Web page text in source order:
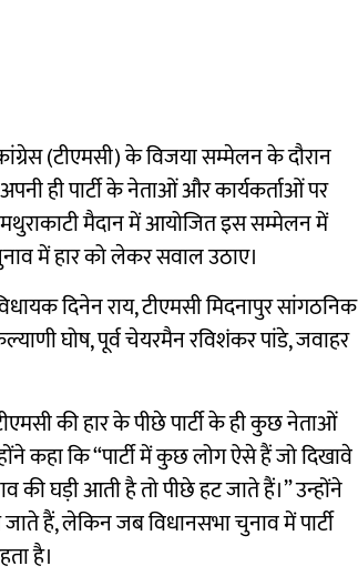
(टीएमसी) के विजया सम्मेलन के दौरान
ही पार्टी के नेताओं और कार्यकर्ताओं पर
मैदान में आयोजित इस सम्मेलन में
में हार को लेकर सवाल उठाए।
दिनेन राय, टीएमसी मिदनापुर सांगठनिक
घोष, पूर्व चेयरमैन रविशंकर पांडे, जवाहर
की हार के पीछे पार्टी के ही कुछ नेताओं
कहा कि “पार्टी में कुछ लोग ऐसे हैं जो दिखावे
की घड़ी आती है तो पीछे हट जाते हैं।” उन्होंने
हैं, लेकिन जब विधानसभा चुनाव में पार्टी
है।